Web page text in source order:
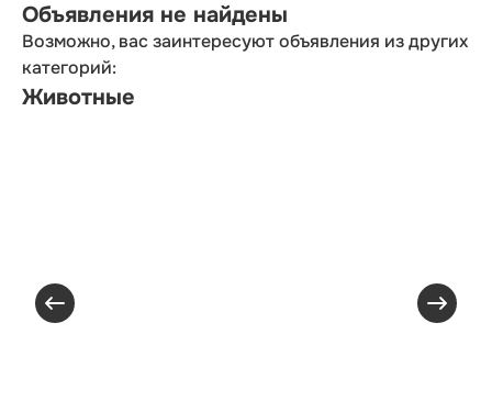
Объявления не найдены
Возможно, вас заинтересуют объявления из других
категорий:
Животные